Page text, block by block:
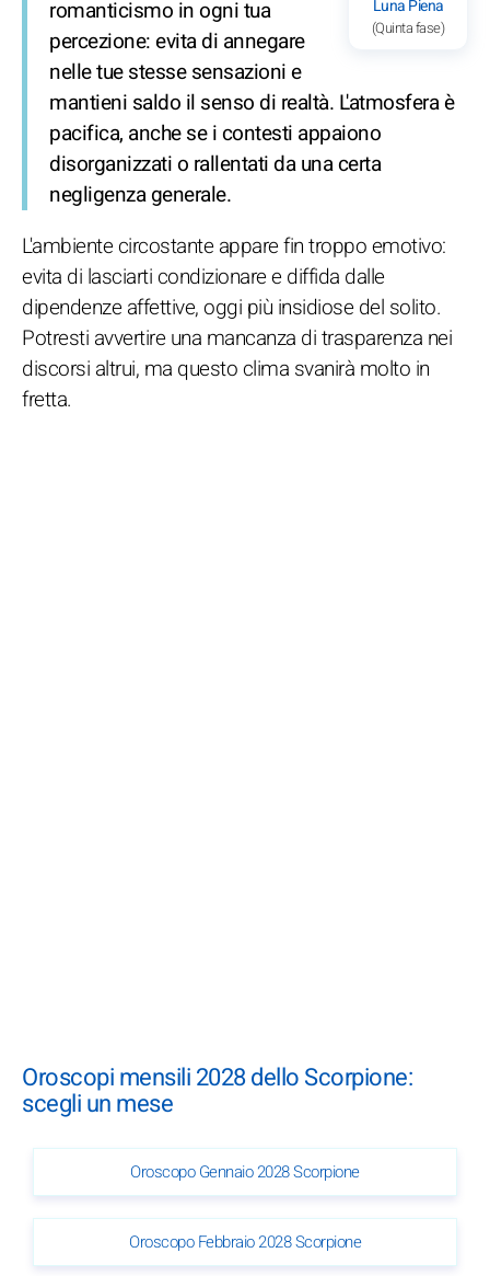
Luna Piena
(Quinta fase)
romanticismo in ogni tua
percezione: evita di annegare
nelle tue stesse sensazioni e
mantieni saldo il senso di realtà. L'atmosfera è
pacifica, anche se i contesti appaiono
disorganizzati o rallentati da una certa
negligenza generale.
L'ambiente circostante appare fin troppo emotivo:
evita di lasciarti condizionare e diffida dalle
dipendenze affettive, oggi più insidiose del solito.
Potresti avvertire una mancanza di trasparenza nei
discorsi altrui, ma questo clima svanirà molto in
fretta.
Oroscopi mensili 2028 dello Scorpione:
scegli un mese
Oroscopo Gennaio 2028 Scorpione
Oroscopo Febbraio 2028 Scorpione